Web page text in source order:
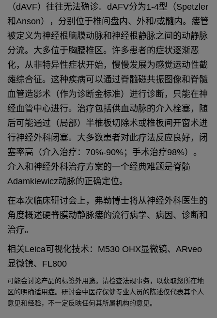
（dAVF）往往无法确诊。 dAFV分为1-4型（Spetzler
和Anson），分别位于椎间盘内、外和/或髓内。瘘管
被定义为神经根脑膜动脉和神经根静脉之间的动静脉
分流。大多位于胸腰椎区。 许多患者的症状逐渐恶
化，从非特异性症状开始，慢慢发展为感觉运动性截
瘫综合征。这种疾病可以通过脊髓磁共振图像和脊髓
血管造影术（作为诊断金标准）进行诊断，只能在神
经血管中心进行。 治疗包括供血动脉的介入栓塞，随
后可能通过（局部）半椎板切除术或椎板间开窗术进
行神经外科闭塞。大多数患者对此疗法反应良好，闭
塞率高（介入治疗：70%-90%；手术治疗98%）。
介入和神经外科治疗方案的一个经典难题是脊髓
Adamkiewicz动脉的正确定位。
在本次临床研讨会上，弗勒博士将从神经外科医生的
角度概述硬脊膜动静脉瘘的流行病学、病因、诊断和
治疗。
相关Leica可视化技术：M530 OHX显微镜、ARveo
显微镜、FL800
可能会讨论产品的标签外用途。请检查法规事务，以获取您所在地
区的明确适用症。研讨会中医疗保健专业人员的陈述仅代表其个人
意见和经验，不一定反映任何其所属机构的意见。